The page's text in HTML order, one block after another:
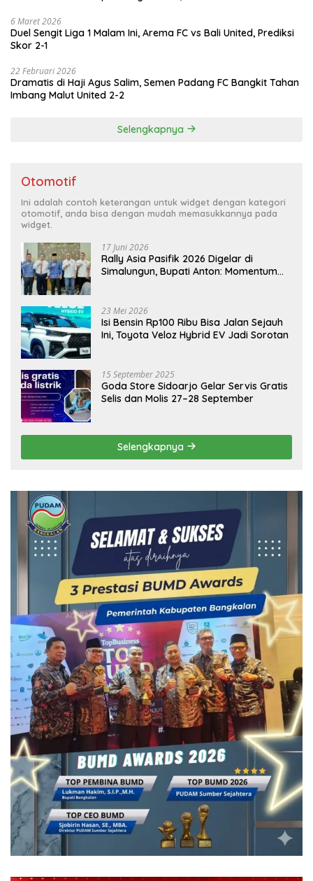
6 Maret 2026
Duel Sengit Liga 1 Malam Ini, Arema FC vs Bali United, Prediksi
Skor 2-1
22 Februari 2026
Dramatis di Haji Agus Salim, Semen Padang FC Bangkit Tahan
Imbang Malut United 2-2
Selengkapnya
Otomotif
Ini adalah contoh keterangan untuk widget dengan kategori
otomotif, anda bisa dengan mudah memasukkannya pada
widget.
17 Juni 2026
Rally Asia Pasifik 2026 Digelar di
Simalungun, Bupati Anton: Momentum
23 Mei 2026
Isi Bensin Rp100 Ribu Bisa Jalan Sejauh
Ini, Toyota Veloz Hybrid EV Jadi Sorotan
15 September 2025
Goda Store Sidoarjo Gelar Servis Gratis
Selis dan Molis 27–28 September
Selengkapnya